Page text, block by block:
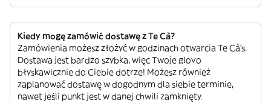
Kiedy mogę zamówić dostawę z Te Cà?
Zamówienia możesz złożyć w godzinach otwarcia Te Cà’s.
Dostawa jest bardzo szybka, więc Twoje glovo
błyskawicznie do Ciebie dotrze! Możesz również
zaplanować dostawę w dogodnym dla siebie terminie,
nawet jeśli punkt jest w danej chwili zamknięty.